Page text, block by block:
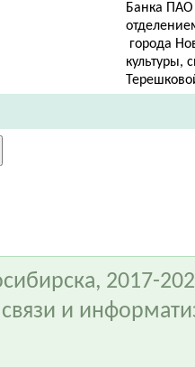
Банка
города
культуры,
2017-
и